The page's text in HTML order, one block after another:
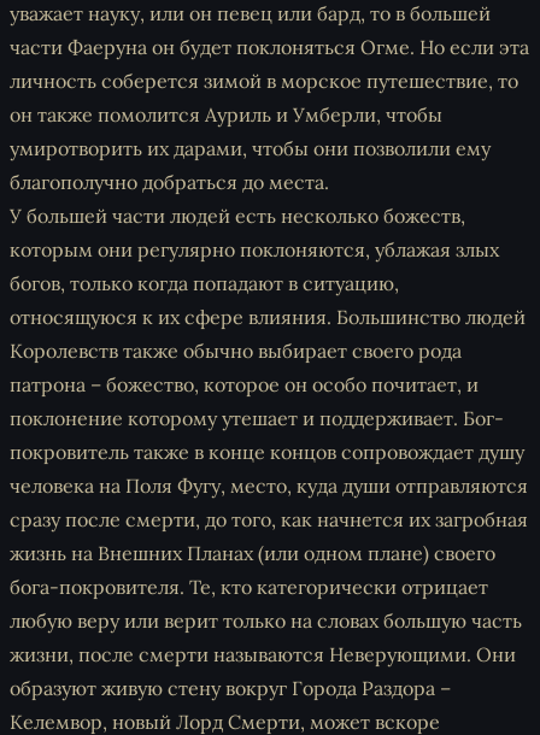
уважает науку, или он певец или бард, то в большей
части Фаеруна он будет поклоняться Огме. Но если эта
личность соберется зимой в морское путешествие, то
он также помолится Ауриль и Умберли, чтобы
умиротворить их дарами, чтобы они позволили ему
благополучно добраться до места.
У большей части людей есть несколько божеств,
которым они регулярно поклоняются, ублажая злых
богов, только когда попадают в ситуацию,
относящуюся к их сфере влияния. Большинство людей
Королевств также обычно выбирает своего рода
патрона – божество, которое он особо почитает, и
поклонение которому утешает и поддерживает. Бог-
покровитель также в конце концов сопровождает душу
человека на Поля Фугу, место, куда души отправляются
сразу после смерти, до того, как начнется их загробная
жизнь на Внешних Планах (или одном плане) своего
бога-покровителя. Те, кто категорически отрицает
любую веру или верит только на словах большую часть
жизни, после смерти называются Неверующими. Они
образуют живую стену вокруг Города Раздора –
Келемвор, новый Лорд Смерти, может вскоре